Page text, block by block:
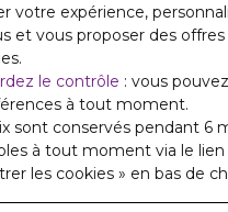
votre expérience,
et vous proposer des offres
le contrôle : vous
à tout moment.
sont conservés pendant 6
à tout moment via le lien
les cookies » en bas de